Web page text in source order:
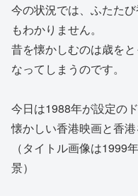
今の状況では、ふたた
もわかりません。
昔を懐かしむのは歳を
なってしまうのです。
今日は1988年が設定の
懐かしい香港映画と香港
（タイトル画像は1999
景）